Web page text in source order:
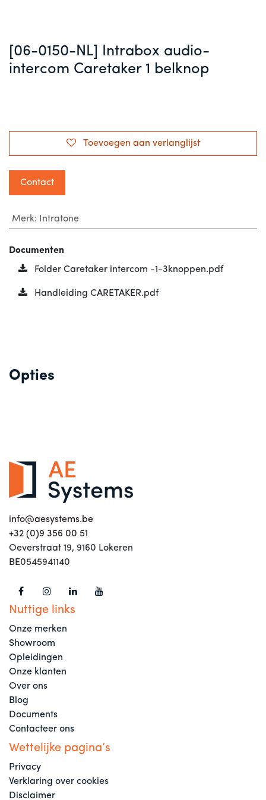
[06-0150-NL] Intrabox audio-
intercom Caretaker 1 belknop
Toevoegen aan verlanglijst
Contact
Merk: Intratone
Documenten
Folder Caretaker intercom -1-3knoppen.pdf
Handleiding CARETAKER.pdf
Opties
info@aesystems.be
+32 (0)9 356 00 51
Oeverstraat 19, 9160 Lokeren
BE0545941140
Nuttige links
Onze merken
Showroom
Opleidingen
Onze klanten
Over ons
Blog
Documents
Contacteer ons
Wettelijke pagina’s
Privacy
Verklaring over cookies
Disclaimer